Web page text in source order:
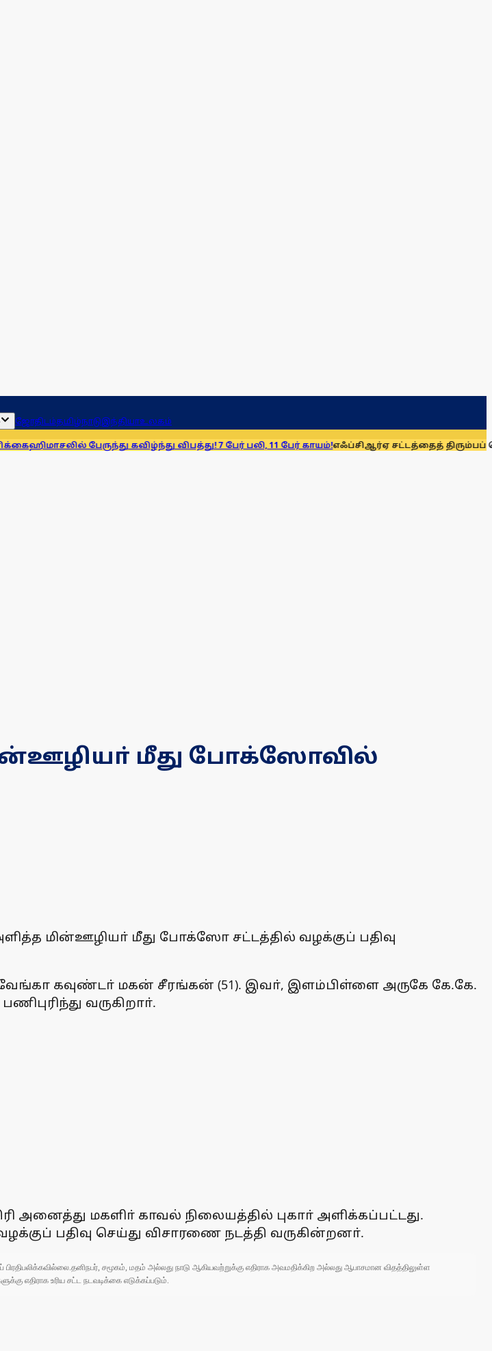
ஜோதிடம்தமிழ்நாடுஇந்தியாஉலகம்
பேருந்து கவிழ்ந்து விபத்து! 7 பேர் பலி, 11 பேர் காயம்!எஃப்சிஆர்ஏ சட்டத்தைத் திரும்பப் பெறுக:
மீது போக்ஸோவில்
மின்ஊழியா் மீது போக்ஸோ சட்டத்தில் வழக்குப் பதிவு
வேங்கா கவுண்டா் மகன் சீரங்கன் (51). இவா், இளம்பிள்ளை அருகே கே.கே.
வருகிறாா்.
அனைத்து மகளிா் காவல் நிலையத்தில் புகாா் அளிக்கப்பட்டது.
பதிவு செய்து விசாரணை நடத்தி வருகின்றனா்.
சமூகம், மதம் அல்லது நாடு ஆகியவற்றுக்கு எதிராக அவமதிக்கிற அல்லது ஆபாசமான விதத்திலுள்ள
எதிராக உரிய சட்ட நடவடிக்கை எடுக்கப்படும்.